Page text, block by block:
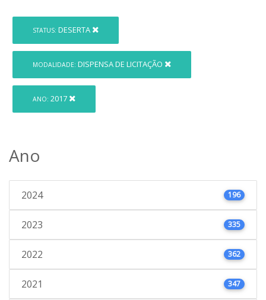
STATUS: DESERTA
MODALIDADE: DISPENSA DE LICITAÇÃO
ANO: 2017
Ano
2024 196
2023 335
2022 362
2021 347